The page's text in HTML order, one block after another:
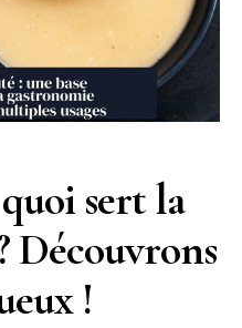
sert la
Découvrons
!